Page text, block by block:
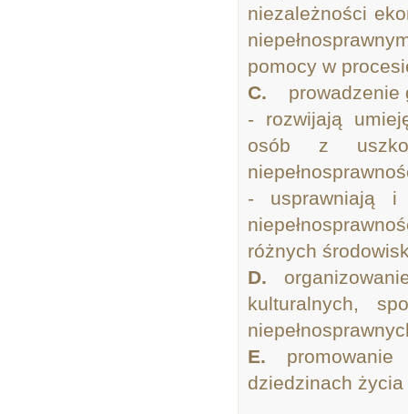
niezależności
pomocy w
C.
prowadzenie
- rozwijają
osób z
- usprawniają i
różnych
D.
kulturalnych,
E. promowanie
dziedzinach życia